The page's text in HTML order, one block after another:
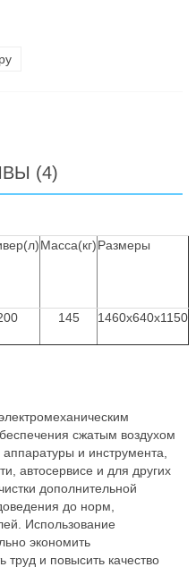
(4)
Масса(кг)Размеры
145 1460х640х1150
сжатым воздухом
и инструмента,
автосервисе и для других
дополнительной
до норм,
Использование
экономить
труд и повысить качество